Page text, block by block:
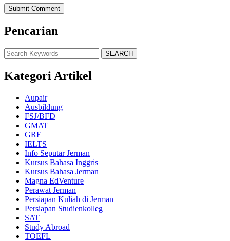
Pencarian
SEARCH
Kategori Artikel
Aupair
Ausbildung
FSJ/BFD
GMAT
GRE
IELTS
Info Seputar Jerman
Kursus Bahasa Inggris
Kursus Bahasa Jerman
Magna EdVenture
Perawat Jerman
Persiapan Kuliah di Jerman
Persiapan Studienkolleg
SAT
Study Abroad
TOEFL